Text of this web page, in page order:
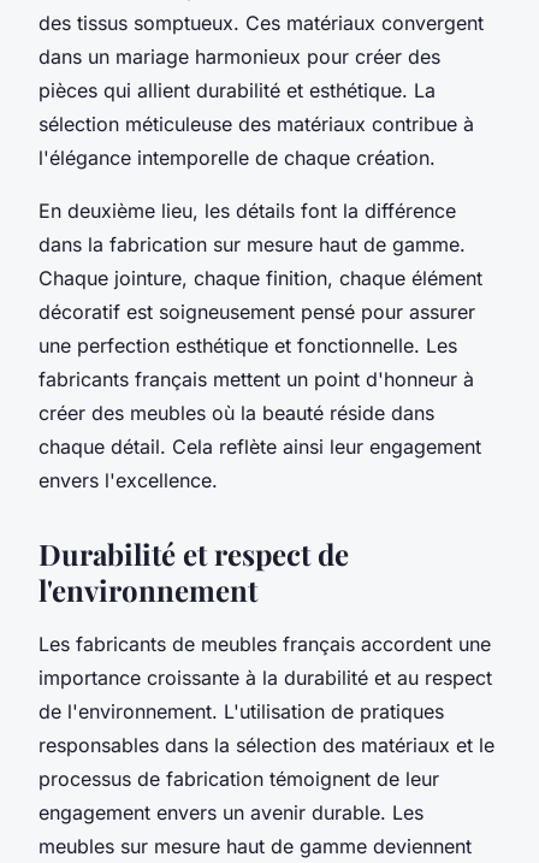
des tissus somptueux. Ces matériaux convergent
dans un mariage harmonieux pour créer des
pièces qui allient durabilité et esthétique. La
sélection méticuleuse des matériaux contribue à
l'élégance intemporelle de chaque création.
En deuxième lieu, les détails font la différence
dans la fabrication sur mesure haut de gamme.
Chaque jointure, chaque finition, chaque élément
décoratif est soigneusement pensé pour assurer
une perfection esthétique et fonctionnelle. Les
fabricants français mettent un point d'honneur à
créer des meubles où la beauté réside dans
chaque détail. Cela reflète ainsi leur engagement
envers l'excellence.
Durabilité et respect de
l'environnement
Les fabricants de meubles français accordent une
importance croissante à la durabilité et au respect
de l'environnement. L'utilisation de pratiques
responsables dans la sélection des matériaux et le
processus de fabrication témoignent de leur
engagement envers un avenir durable. Les
meubles sur mesure haut de gamme deviennent